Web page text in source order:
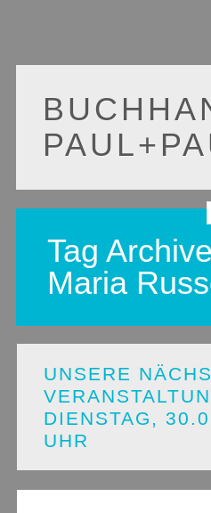
Main menu
content
Tag
Maria
UNSERE
DIENSTAG,
UHR